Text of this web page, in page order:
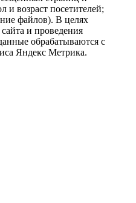
и возраст посетителей;
файлов). В целях
и проведения
обрабатываются с
Яндекс Метрика.